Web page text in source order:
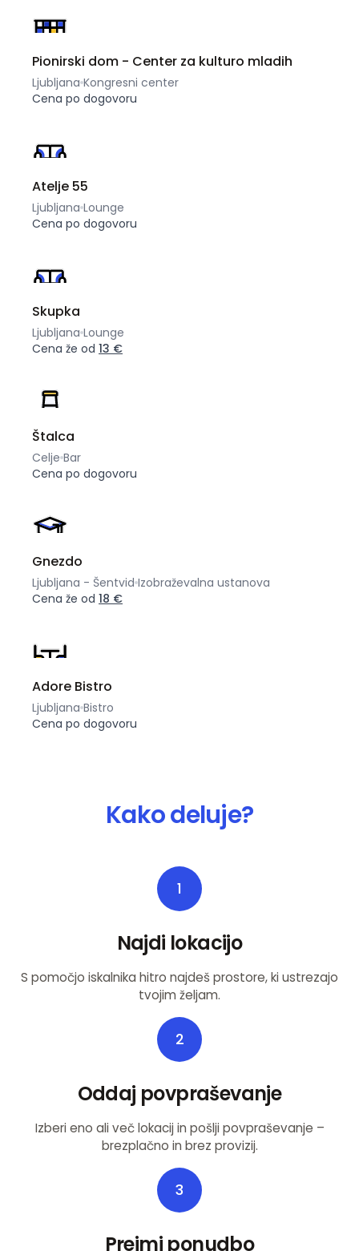
Pionirski dom - Center za kulturo mladih
Ljubljana Kongresni center
Cena po dogovoru
Atelje 55
Ljubljana Lounge
Cena po dogovoru
Skupka
Ljubljana Lounge
Cena že od 13 €
Štalca
Celje Bar
Cena po dogovoru
Gnezdo
Ljubljana - Šentvid Izobraževalna ustanova
Cena že od 18 €
Adore Bistro
Ljubljana Bistro
Cena po dogovoru
Kako deluje?
1
Najdi lokacijo
S pomočjo iskalnika hitro najdeš prostore, ki ustrezajo
tvojim željam.
2
Oddaj povpraševanje
Izberi eno ali več lokacij in pošlji povpraševanje –
brezplačno in brez provizij.
3
Prejmi ponudbo